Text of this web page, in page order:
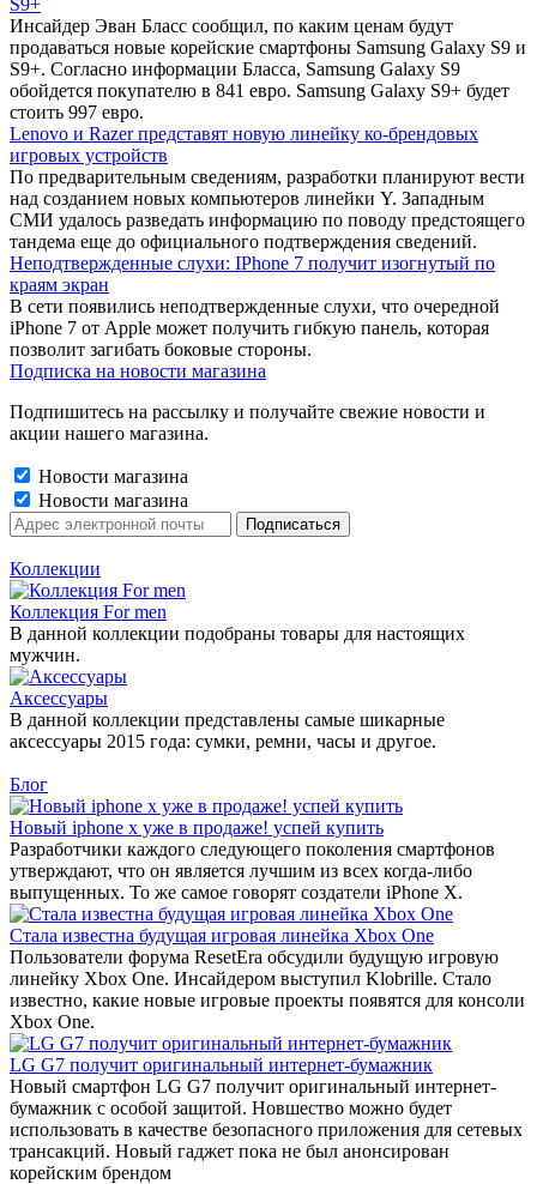
S9+
Инсайдер Эван Бласс сообщил, по каким ценам будут
продаваться новые корейские смартфоны Samsung Galaxy S9 и
S9+. Согласно информации Бласса, Samsung Galaxy S9
обойдется покупателю в 841 евро. Samsung Galaxy S9+ будет
стоить 997 евро.
Lenovo и Razer представят новую линейку ко-брендовых
игровых устройств
По предварительным сведениям, разработки планируют вести
над созданием новых компьютеров линейки Y. Западным
СМИ удалось разведать информацию по поводу предстоящего
тандема еще до официального подтверждения сведений.
Неподтвержденные слухи: IPhone 7 получит изогнутый по
краям экран
В сети появились неподтвержденные слухи, что очередной
iPhone 7 от Apple может получить гибкую панель, которая
позволит загибать боковые стороны.
Подписка на новости магазина
Подпишитесь на рассылку и получайте свежие новости и
акции нашего магазина.
Новости магазина
Новости магазина
Коллекции
Коллекция For men
В данной коллекции подобраны товары для настоящих
мужчин.
Аксессуары
В данной коллекции представлены самые шикарные
аксессуары 2015 года: сумки, ремни, часы и другое.
Блог
Новый iphone x уже в продаже! успей купить
Разработчики каждого следующего поколения смартфонов
утверждают, что он является лучшим из всех когда-либо
выпущенных. То же самое говорят создатели iPhone X.
Стала известна будущая игровая линейка Xbox One
Пользователи форума ResetEra обсудили будущую игровую
линейку Xbox One. Инсайдером выступил Klobrille. Стало
известно, какие новые игровые проекты появятся для консоли
Xbox One.
LG G7 получит оригинальный интернет-бумажник
Новый смартфон LG G7 получит оригинальный интернет-
бумажник с особой защитой. Новшество можно будет
использовать в качестве безопасного приложения для сетевых
трансакций. Новый гаджет пока не был анонсирован
корейским брендом